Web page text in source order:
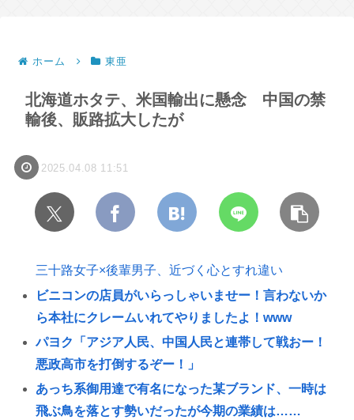
ホーム 東亜
北海道ホタテ、米国輸出に懸念 中国の禁
輸後、販路拡大したが
2025.04.08 11:51
三十路女子×後輩男子、近づく心とすれ違い
ビニコンの店員がいらっしゃいませー！言わないか
ら本社にクレームいれてやりましたよ！www
パヨク「アジア人民、中国人民と連帯して戦おー！
悪政高市を打倒するぞー！」
あっち系御用達で有名になった某ブランド、一時は
飛ぶ鳥を落とす勢いだったが今期の業績は……